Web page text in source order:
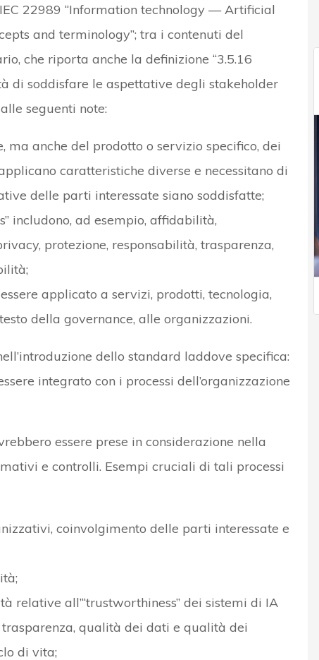
22989 “Information technology — Artificial
and terminology”; tra i contenuti del
che riporta anche la definizione “3.5.16
di soddisfare le aspettative degli stakeholder
seguenti note:
ma anche del prodotto o servizio specifico, dei
caratteristiche diverse e necessitano di
delle parti interessate siano soddisfatte;
includono, ad esempio, affidabilità,
protezione, responsabilità, trasparenza,
applicato a servizi, prodotti, tecnologia,
della governance, alle organizzazioni.
dello standard laddove specifica:
integrato con i processi dell’organizzazione
essere prese in considerazione nella
e controlli. Esempi cruciali di tali processi
coinvolgimento delle parti interessate e
relative all’“trustworthiness” dei sistemi di IA
qualità dei dati e qualità dei
di vita;